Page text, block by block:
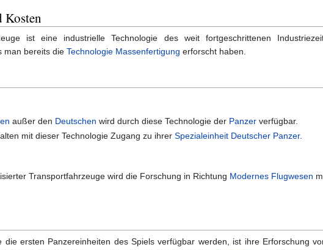
Kosten
ist eine industrielle Technologie des weit fortgeschrittenen
man bereits die Technologie Massenfertigung erforscht haben.
außer den Deutschen wird durch diese Technologie der Panzerverfügbar.
mit dieser Technologie Zugang zu ihrer Spezialeinheit Deutscher Panzer.
Transportfahrzeuge wird die Forschung in Richtung Modernes Flugwesen
die ersten Panzereinheiten des Spiels verfügbar werden, ist ihre Erforschung